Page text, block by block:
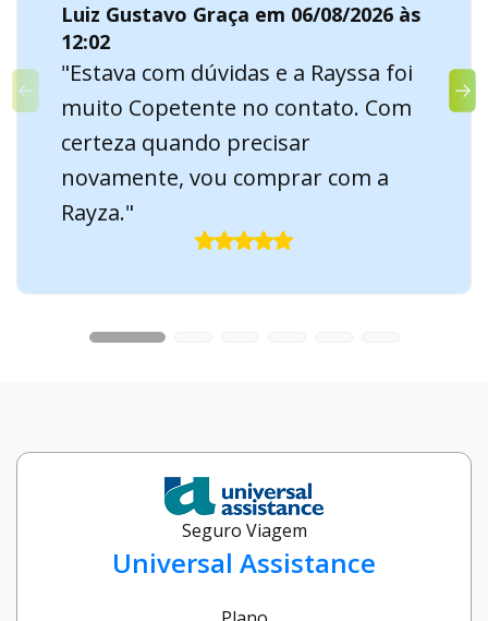
Luiz Gustavo Graça em 06/08/2026 às
12:02
"Estava com dúvidas e a Rayssa foi
muito Copetente no contato. Com
certeza quando precisar
novamente, vou comprar com a
Rayza."
Seguro Viagem
Universal Assistance